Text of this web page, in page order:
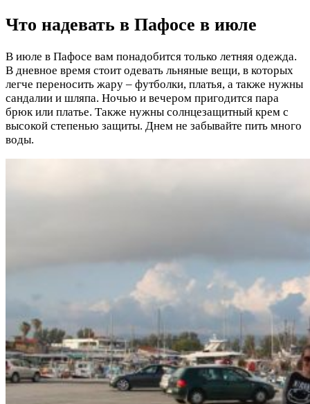
Что надевать в Пафосе в июле
В июле в Пафосе вам понадобится только летняя одежда.
В дневное время стоит одевать льняные вещи, в которых
легче переносить жару – футболки, платья, а также нужны
сандалии и шляпа. Ночью и вечером пригодится пара
брюк или платье. Также нужны солнцезащитный крем с
высокой степенью защиты. Днем не забывайте пить много
воды.